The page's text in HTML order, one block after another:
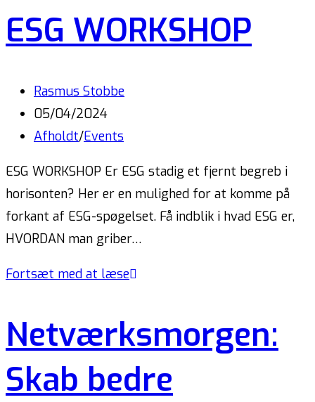
ESG WORKSHOP
Rasmus Stobbe
05/04/2024
Afholdt/Events
ESG WORKSHOP Er ESG stadig et fjernt begreb i
horisonten? Her er en mulighed for at komme på
forkant af ESG-spøgelset. Få indblik i hvad ESG er,
HVORDAN man griber…
Fortsæt med at læse
Netværksmorgen:
Skab bedre